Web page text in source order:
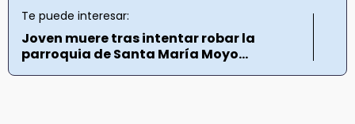
Te puede interesar:
Joven muere tras intentar robar la
parroquia de Santa María Moyo...